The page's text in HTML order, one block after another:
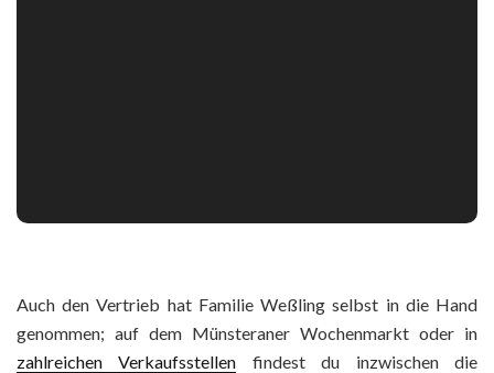
Auch den Vertrieb hat Familie Weßling selbst in die Hand
genommen; auf dem Münsteraner Wochenmarkt oder in
zahlreichen Verkaufsstellen findest du inzwischen die